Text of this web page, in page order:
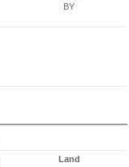
BY
Land